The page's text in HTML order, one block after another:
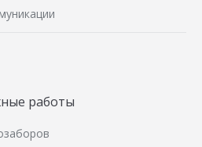
работы